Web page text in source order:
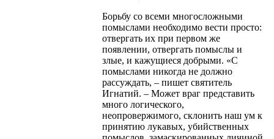
Борьбу со всеми многосложными
помыслами необходимо вести просто:
отвергать их при первом же
появлении, отвергать помыслы и
злые, и кажущиеся добрыми. «С
помыслами никогда не должно
рассуждать, – пишет святитель
Игнатий. – Может враг представить
много логического,
неопровержимого, склонить наш ум к
принятию лукавых, убийственных